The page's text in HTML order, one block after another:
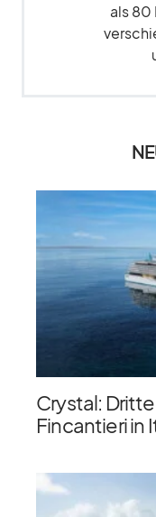
als 80
Crystal:
Fincantieri